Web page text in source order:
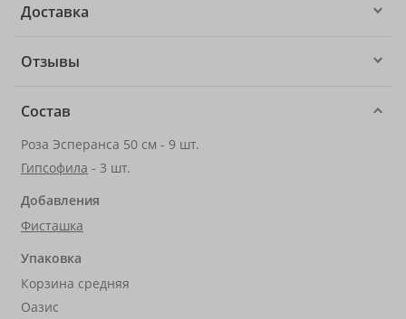
Доставка
Отзывы
Состав
Роза Эсперанса 50 см - 9 шт.
Гипсофила - 3 шт.
Добавления
Фисташка
Упаковка
Корзина средняя
Оазис